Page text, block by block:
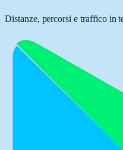
Distanze, percorsi e traffico in